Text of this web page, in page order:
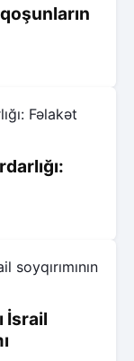
İsrail